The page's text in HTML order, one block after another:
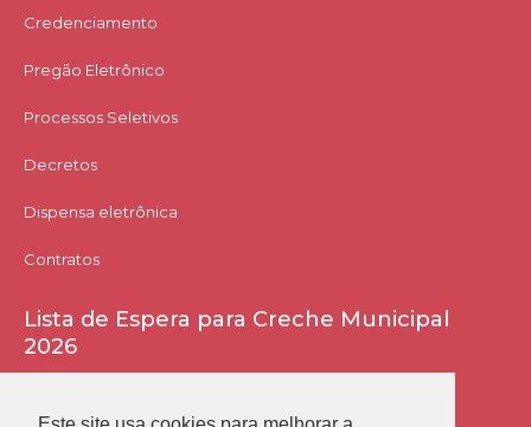
Credenciamento
Pregão Eletrônico
Processos Seletivos
Decretos
Dispensa eletrônica
Contratos
Lista de Espera para Creche Municipal
2026